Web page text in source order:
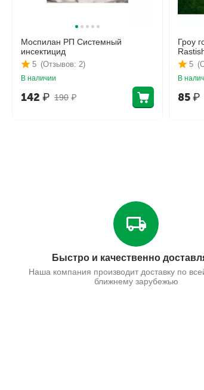
Моспилан РП Системный
инсектицид
(Отзывов: 2)
5
В наличии
190 ₽
142 ₽
Гроу
5
В
85 ₽
Быстро и качественно
Наша компания производит доставку по
ближнему зарубежью